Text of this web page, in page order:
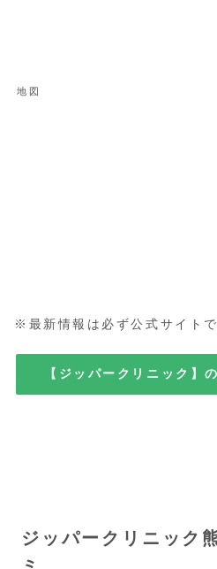
地図
※最新情報は必ず公式サイト
【ジッパークリニック】
ジッパークリニック